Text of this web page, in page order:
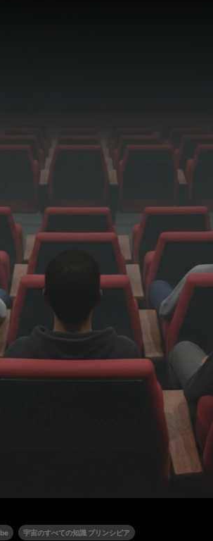
宇宙のすべての知識 プリンシピア